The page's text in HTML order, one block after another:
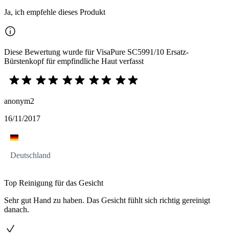
Ja, ich empfehle dieses Produkt
Diese Bewertung wurde für VisaPure SC5991/10 Ersatz-
Bürstenkopf für empfindliche Haut verfasst
anonym2
16/11/2017
Deutschland
Top Reinigung für das Gesicht
Sehr gut Hand zu haben. Das Gesicht fühlt sich richtig gereinigt
danach.